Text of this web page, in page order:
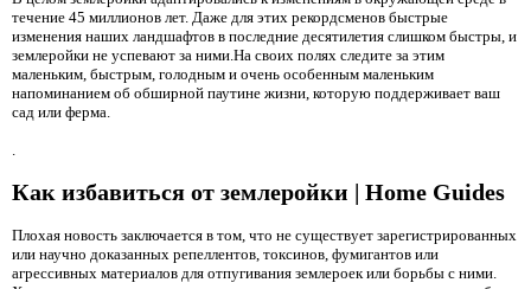
течение 45 миллионов лет. Даже для этих рекордсменов быстрые
изменения наших ландшафтов в последние десятилетия слишком быстры, и
землеройки не успевают за ними.На своих полях следите за этим
маленьким, быстрым, голодным и очень особенным маленьким
напоминанием об обширной паутине жизни, которую поддерживает ваш
сад или ферма.
Как избавиться от землеройки | Home Guides
Плохая новость заключается в том, что не существует зарегистрированных
или научно доказанных репеллентов, токсинов, фумигантов или
агрессивных материалов для отпугивания землероек или борьбы с ними.